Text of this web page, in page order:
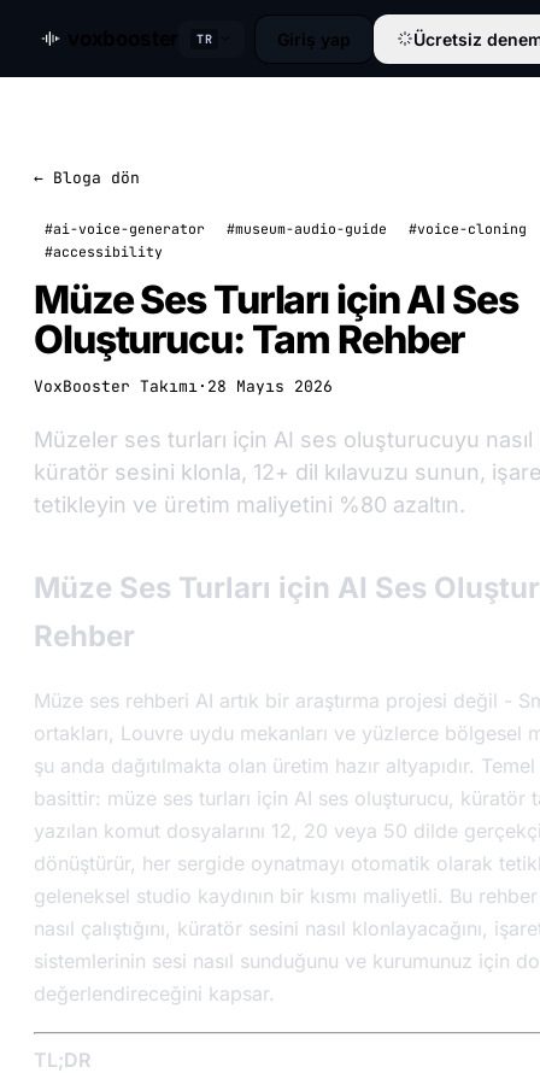
TR Giriş yap Ücretsiz
← Bloga dön
#ai-voice-generator #museum-audio-guide
#voice-cloning
#accessibility
Müze Ses Turları için AI Ses
Oluşturucu: Tam Rehber
VoxBooster Takımı· 28 Mayıs 2026
Müzeler ses turları için AI ses oluşturucuyu nasıl
küratör sesini klonla, 12+ dil kılavuzu sunun,
tetikleyin ve üretim maliyetini %80 azaltın.
Müze Ses Turları için AI Ses
Rehber
Müze ses rehberi AI artık bir araştırma projesi değil -
ortakları, Louvre uydu mekanları ve yüzlerce bölgesel
şu anda dağıtılmakta olan üretim hazır altyapıdır.
basittir: müze ses turları için AI ses oluşturucu, küratör
yazılan komut dosyalarını 12, 20 veya 50 dilde
dönüştürür, her sergide oynatmayı otomatik olarak
geleneksel studio kaydının bir kısmı maliyetli. Bu
nasıl çalıştığını, küratör sesini nasıl klonlayacağını,
sistemlerinin sesi nasıl sunduğunu ve kurumunuz için
değerlendireceğini kapsar.
TL;DR